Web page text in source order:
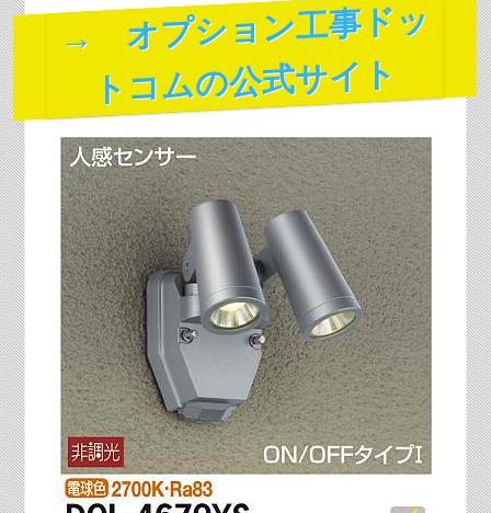
→ オプション工事ドッ
トコムの公式サイト